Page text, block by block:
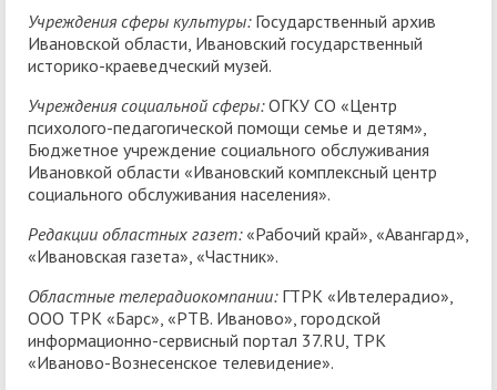
Учреждения сферы культуры: Государственный архив
Ивановской области, Ивановский государственный
историко-краеведческий музей.
Учреждения социальной сферы:ОГКУ СО «Центр
психолого-педагогической помощи семье и детям»,
Бюджетное учреждение социального обслуживания
Ивановкой области «Ивановский комплексный центр
социального обслуживания населения».
Редакции областных газет: «Рабочий край», «Авангард»,
«Ивановская газета», «Частник».
Областные телерадиокомпании: ГТРК «Ивтелерадио»,
ООО ТРК «Барс», «РТВ. Иваново», городской
информационно-сервисный портал 37.RU, ТРК
«Иваново-Вознесенское телевидение».